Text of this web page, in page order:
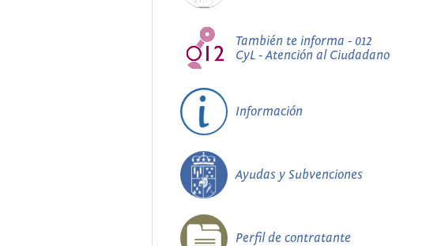
También te informa - 012
CyL - Atención al Ciudadano
Información
Ayudas y Subvenciones
Perfil de contratante